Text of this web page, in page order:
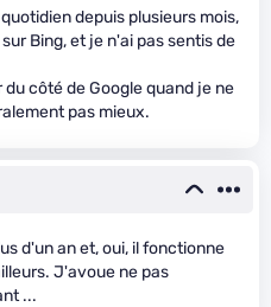
depuis plusieurs mois,
Bing, et je n'ai pas sentis de
côté de Google quand je ne
pas mieux.
d'un an et, oui, il fonctionne
J'avoue ne pas
...